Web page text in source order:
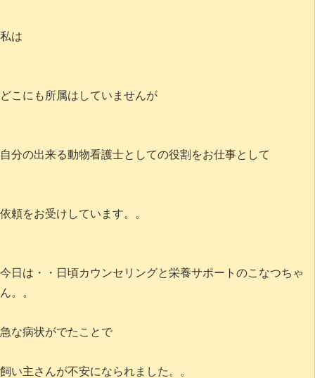
私は
どこにも所属はしていませんが
自分の出来る動物看護士としての役割をお仕事として
依頼をお受けしています。。
今日は・・日頃カウンセリングと栄養サポートのこなつちゃ
ん。。
急な病状がでたことで
飼い主さんが不安になられました。。